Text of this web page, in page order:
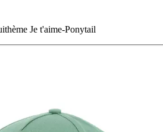
Je t'aime-Ponytail